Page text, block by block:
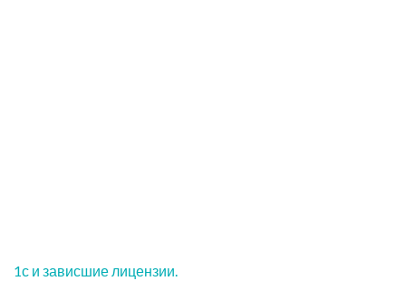
Навигация
1с и зависшие лицензии.